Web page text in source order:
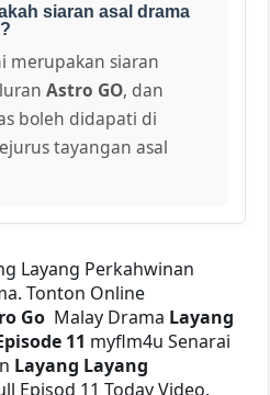
siaran asal drama
merupakan siaran
Astro GO, dan
boleh didapati di
tayangan asal
Layang Perkahwinan
Tonton Online
Go Malay Drama Layang
11 myflm4u Senarai
Layang Layang
Episod 11 Today Video.